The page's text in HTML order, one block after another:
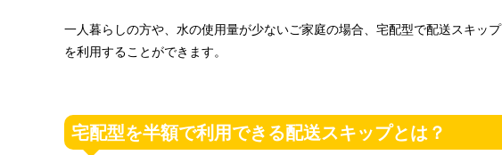
一人暮らしの方や、水の使用量が少ないご家庭の場合、宅配型で配送スキッ
を利用することができます。
宅配型を半額で利用できる配送スキップとは？